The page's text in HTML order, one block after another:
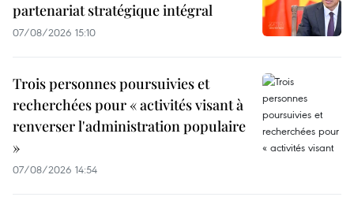
partenariat stratégique intégral
07/08/2026 15:10
Trois personnes poursuivies et
recherchées pour « activités visant à
renverser l'administration populaire
»
07/08/2026 14:54